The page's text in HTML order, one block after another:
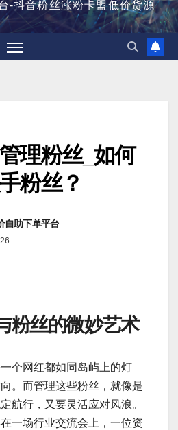
-抖音粉丝涨粉卡盟低价货源
理粉丝_如何
粉丝？
自助下单平台
粉丝的微妙艺术
个网红都如同岛屿上的灯
。而管理这些粉丝，就像是
航行，又要灵活应对风浪。
一场行业交流会上，一位资